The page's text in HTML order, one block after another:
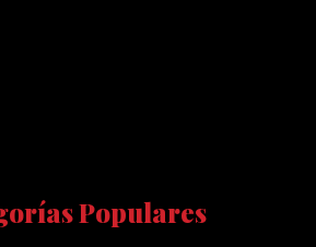
Populares